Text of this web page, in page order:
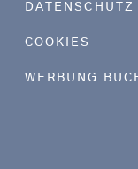
DATENSCHUTZ
COOKIES
WERBUNG